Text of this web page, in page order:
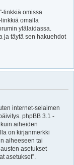
linkkiä omissa
linkkiä omalla
ylälaidassa.
ja täytä sen hakuehdot
internet-selaimen
phpBB 3.1 -
aiheiden
on kirjanmerkki
aiheeseen tai
asetukset
asetukset”.